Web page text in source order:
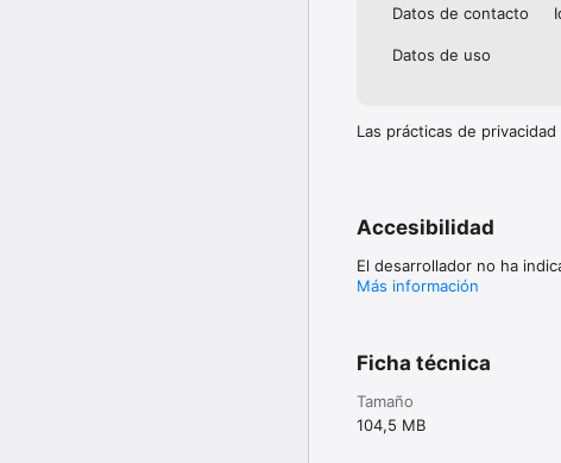
Datos de contacto
Datos de uso
Las prácticas de
Accesibilidad
El desarrollador no ha
Más información
Ficha técnica
Tamaño
104,5 MB